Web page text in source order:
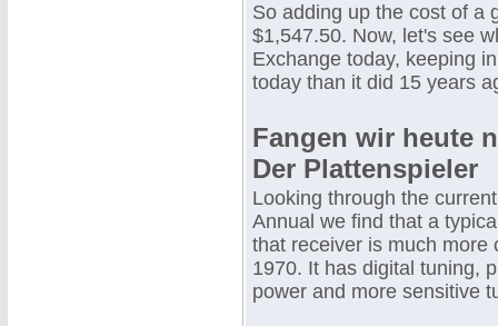
So adding up the cost of a
$1,547.50. Now, let's see
Exchange today, keeping
today than it did 15 years
Fangen wir heute
Der Plattenspieler
Looking through the
Annual we find that a
that receiver is much more
1970. It has digital tuning,
power and more sensitive